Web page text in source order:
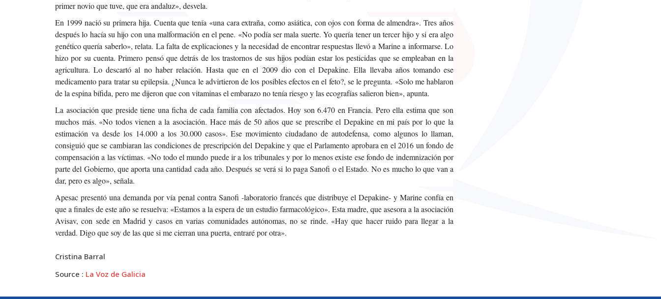
primer novio que tuve, que era andaluz», desvela.
En 1999 nació su primera hija. Cuenta que tenía «una cara extraña, como asiática, con ojos con forma de almendra». Tres años
después lo hacía su hijo con una malformación en el pene. «No podía ser mala suerte. Yo quería tener un tercer hijo y si era algo
genético quería saberlo», relata. La falta de explicaciones y la necesidad de encontrar respuestas llevó a Marine a informarse. Lo
hizo por su cuenta. Primero pensó que detrás de los trastornos de sus hijos podían estar los pesticidas que se empleaban en la
agricultura. Lo descartó al no haber relación. Hasta que en el 2009 dio con el Depakine. Ella llevaba años tomando ese
medicamento para tratar su epilepsia. ¿Nunca le advirtieron de los posibles efectos en el feto?, se le pregunta. «Solo me hablaron
de la espina bífida, pero me dijeron que con vitaminas el embarazo no tenía riesgo y las ecografías salieron bien», apunta.
La asociación que preside tiene una ficha de cada familia con afectados. Hoy son 6.470 en Francia. Pero ella estima que son
muchos más. «No todos vienen a la asociación. Hace más de 50 años que se prescribe el Depakine en mi país por lo que la
estimación va desde los 14.000 a los 30.000 casos». Ese movimiento ciudadano de autodefensa, como algunos lo llaman,
consiguió que se cambiaran las condiciones de prescripción del Depakine y que el Parlamento aprobara en el 2016 un fondo de
compensación a las víctimas. «No todo el mundo puede ir a los tribunales y por lo menos existe ese fondo de indemnización por
parte del Gobierno, que aporta una cantidad cada año. Después se verá si lo paga Sanofi o el Estado. No es mucho lo que van a
dar, pero es algo», señala.
Apesac presentó una demanda por vía penal contra Sanofi -laboratorio francés que distribuye el Depakine- y Marine confía en
que a finales de este año se resuelva: «Estamos a la espera de un estudio farmacológico». Esta madre, que asesora a la asociación
Avisav, con sede en Madrid y casos en varias comunidades autónomas, no se rinde. «Hay que hacer ruido para llegar a la
verdad. Digo que soy de las que si me cierran una puerta, entraré por otra».
Cristina Barral
Source : La Voz de Galicia